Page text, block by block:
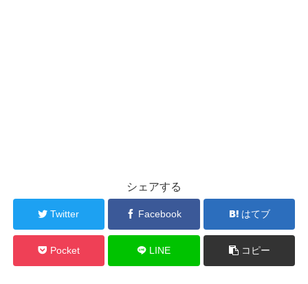
シェアする
Twitter Facebook はてブ
Pocket LINE コピー